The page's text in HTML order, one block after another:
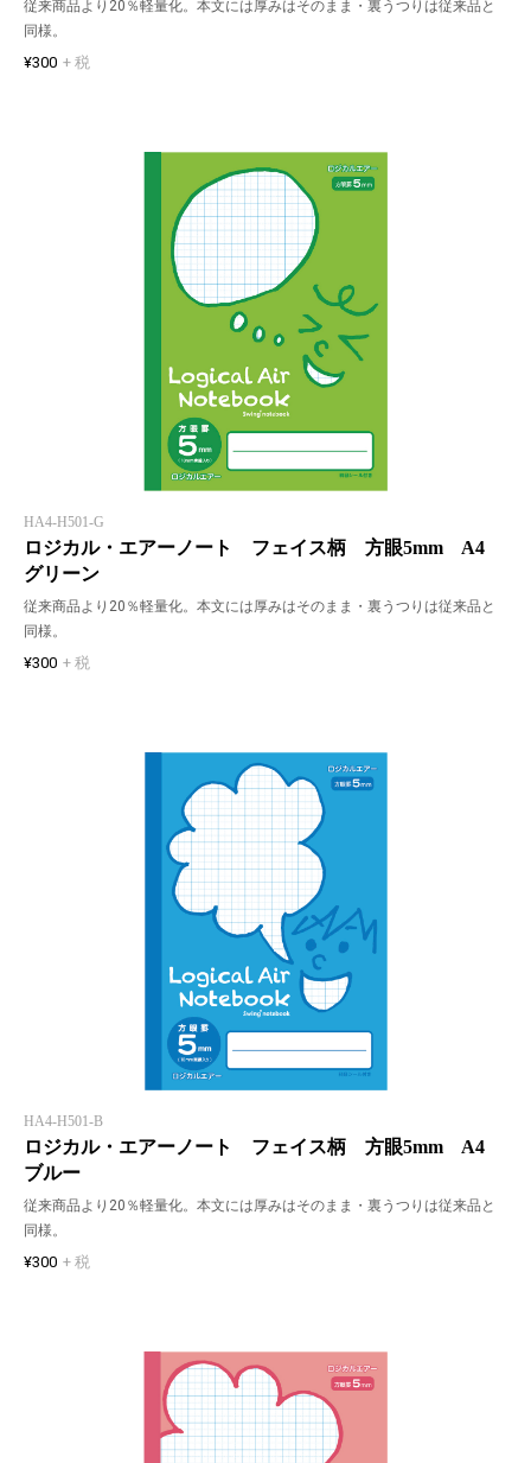
従来商品より20％軽量化。本文には厚みはそのまま・裏うつりは従来品と
同様。
¥300 + 税
HA4-H501-G
ロジカル・エアーノート フェイス柄 方眼5mm A4
グリーン
従来商品より20％軽量化。本文には厚みはそのまま・裏うつりは従来品と
同様。
¥300 + 税
HA4-H501-B
ロジカル・エアーノート フェイス柄 方眼5mm A4
ブルー
従来商品より20％軽量化。本文には厚みはそのまま・裏うつりは従来品と
同様。
¥300 + 税